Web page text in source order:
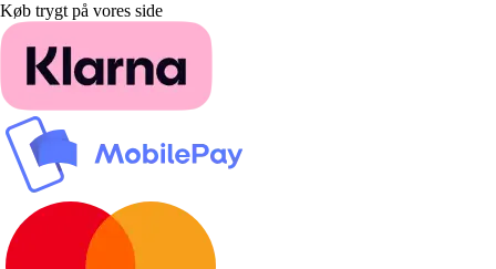
Køb trygt på vores side